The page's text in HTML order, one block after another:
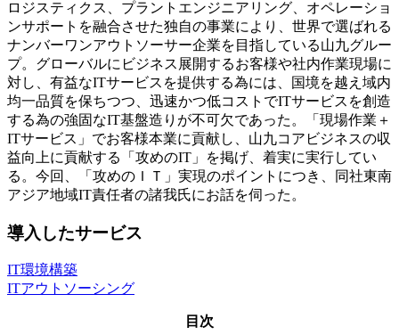
ロジスティクス、プラントエンジニアリング、オペレーショ
ンサポートを融合させた独自の事業により、世界で選ばれる
ナンバーワンアウトソーサー企業を目指している山九グルー
プ。グローバルにビジネス展開するお客様や社内作業現場に
対し、有益なITサービスを提供する為には、国境を越え域内
均一品質を保ちつつ、迅速かつ低コストでITサービスを創造
する為の強固なIT基盤造りが不可欠であった。「現場作業＋
ITサービス」でお客様本業に貢献し、山九コアビジネスの収
益向上に貢献する「攻めのIT」を掲げ、着実に実行してい
る。今回、「攻めのＩＴ」実現のポイントにつき、同社東南
アジア地域IT責任者の諸我氏にお話を伺った。
導入したサービス
IT環境構築
ITアウトソーシング
目次